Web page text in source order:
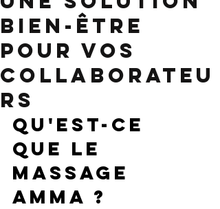
Bien-Être
pour Vos
Collaborateu
rs
Qu'est-ce
que le
massage
Amma ?